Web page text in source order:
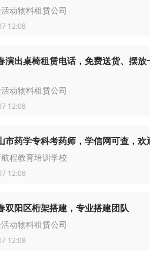
动物料租赁公司
12:08
演出桌椅租赁电话，免费送货、摆放
动物料租赁公司
12:08
市药学专科考药师，学信网可查，欢
程教育培训学校
12:08
双阳区桁架搭建，专业搭建团队
动物料租赁公司
12:08